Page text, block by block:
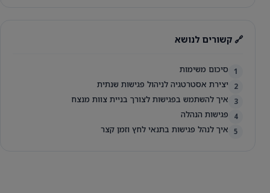
🔗 קשורים לנושא
1 סיכום משימות
2 יצירת אסטרטגיה לניהול פגישות שנתית
3 איך להשתמש בפגישות לצורך בניית צוות מנצח
4 פגישות הנהלה
5 איך לנהל פגישות בתנאי לחץ וזמן קצר